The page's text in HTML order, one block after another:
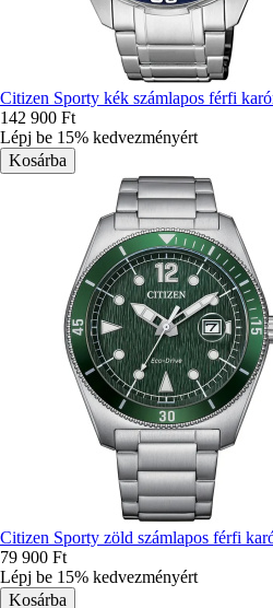
Citizen Sporty kék számlapos férfi
142 900 Ft
Lépj be 15% kedvezményért
Citizen Sporty zöld számlapos férfi
79 900 Ft
Lépj be 15% kedvezményért